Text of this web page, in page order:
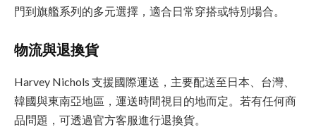
門到旗艦系列的多元選擇，適合日常穿搭或特別場合。
物流與退換貨
Harvey Nichols 支援國際運送，主要配送至日本、台灣、
韓國與東南亞地區，運送時間視目的地而定。若有任何商
品問題，可透過官方客服進行退換貨。